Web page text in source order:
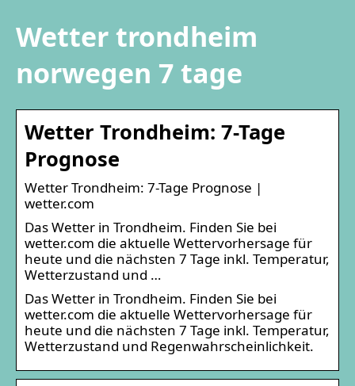
Wetter trondheim
norwegen 7 tage
Wetter Trondheim: 7-Tage
Prognose
Wetter Trondheim: 7-Tage Prognose |
wetter.com
Das Wetter in Trondheim. Finden Sie bei
wetter.com die aktuelle Wettervorhersage für
heute und die nächsten 7 Tage inkl. Temperatur,
Wetterzustand und …
Das Wetter in Trondheim. Finden Sie bei
wetter.com die aktuelle Wettervorhersage für
heute und die nächsten 7 Tage inkl. Temperatur,
Wetterzustand und Regenwahrscheinlichkeit.